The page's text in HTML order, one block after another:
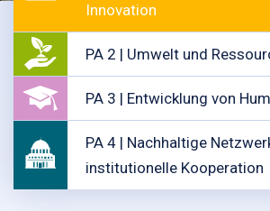
Innovation
PA 2 | Umwelt und
PA 3 | Entwicklung von
PA 4 | Nachhaltige
institutionelle Kooperation